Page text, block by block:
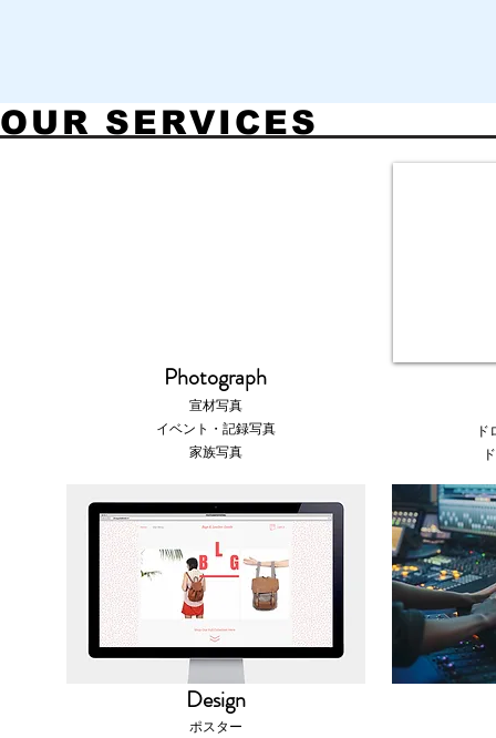
OUR SERVICES
​Photograph
宣材写真
イベント・記録写真
​家族写真
​Design
​ポスター